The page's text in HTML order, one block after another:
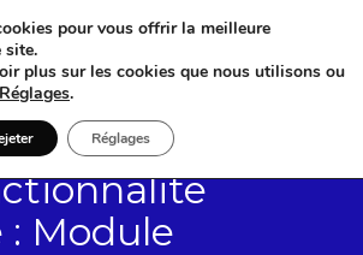
: Module
pour vous offrir la meilleure
site.
plus sur les cookies que nous utilisons ou
Réglages.
Réglages